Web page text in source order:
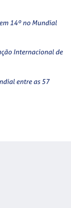
14º no Mundial
Internacional de
entre as 57